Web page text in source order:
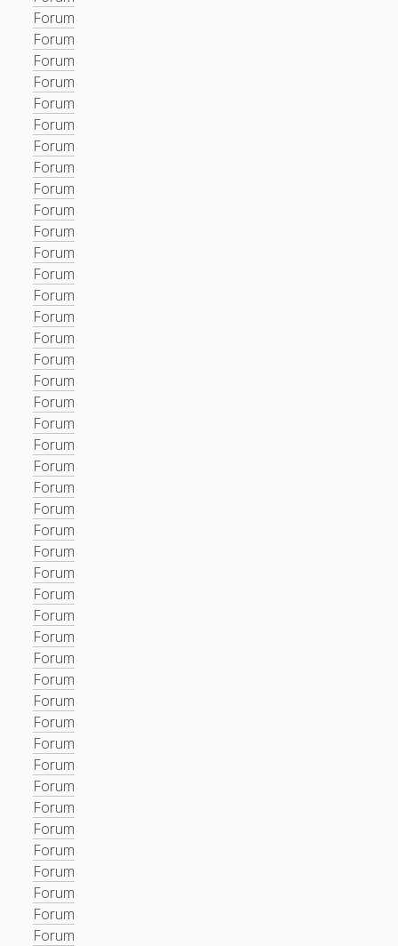
Forum
Forum
Forum
Forum
Forum
Forum
Forum
Forum
Forum
Forum
Forum
Forum
Forum
Forum
Forum
Forum
Forum
Forum
Forum
Forum
Forum
Forum
Forum
Forum
Forum
Forum
Forum
Forum
Forum
Forum
Forum
Forum
Forum
Forum
Forum
Forum
Forum
Forum
Forum
Forum
Forum
Forum
Forum
Forum